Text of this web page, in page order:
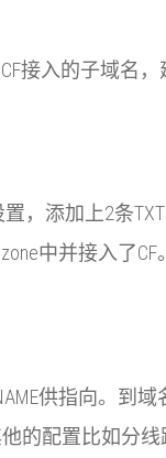
接入的子域名，
，添加上2条
中并接入了CF。
供指向。到
他的配置比如分